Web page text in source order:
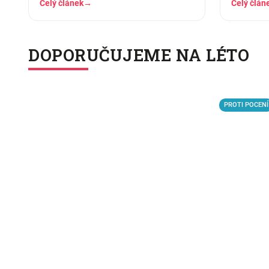
Celý článek→
Celý
DOPORUČUJEME NA LÉTO
PROTI POCENÍ